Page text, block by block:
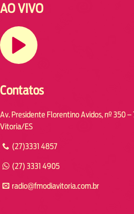
AO VIVO
Contatos
Av. Presidente Florentino Avidos, nº 350 –
Vitoria/ES
(27)3331 4857
(27) 3331 4905
radio@fmodiavitoria.com.br